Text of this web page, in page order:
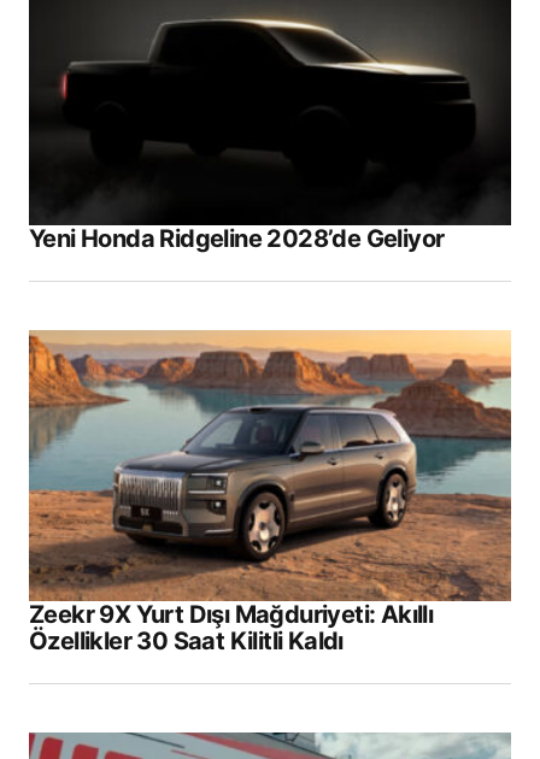
Yeni Honda Ridgeline 2028’de Geliyor
Zeekr 9X Yurt Dışı Mağduriyeti: Akıllı
Özellikler 30 Saat Kilitli Kaldı